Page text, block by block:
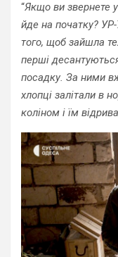
“Якщо ви звернете
йде на початку?
того, щоб зайшла
перші
посадку. За ними
хлопці залітали в
коліном і їм